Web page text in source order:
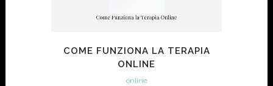
COME FUNZIONA LA TERAPIA
ONLINE
online